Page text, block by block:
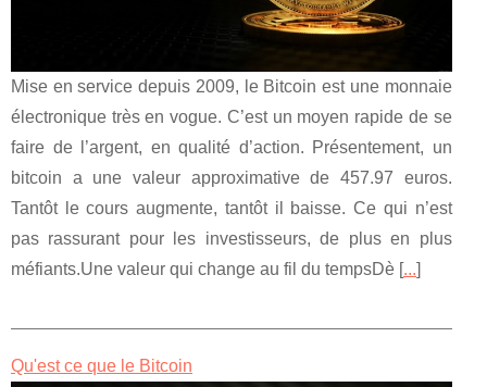
Mise en service depuis 2009, le Bitcoin est une monnaie
électronique très en vogue. C’est un moyen rapide de se
faire de l’argent, en qualité d’action. Présentement, un
bitcoin a une valeur approximative de 457.97 euros.
Tantôt le cours augmente, tantôt il baisse. Ce qui n’est
pas rassurant pour les investisseurs, de plus en plus
méfiants.Une valeur qui change au fil du tempsDè [...]
Qu'est ce que le Bitcoin